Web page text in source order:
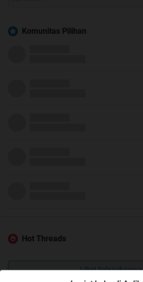
Komunitas Pilihan
Hot Threads
Lihat Selengkapnya